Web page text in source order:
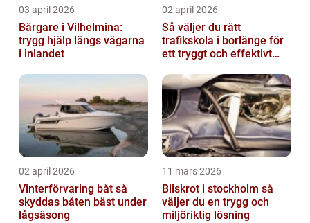
03 april 2026
Bärgare i Vilhelmina:
trygg hjälp längs vägarna
i inlandet
02 april 2026
Så väljer du rätt
trafikskola i borlänge för
ett tryggt och effektivt
02 april 2026
Vinterförvaring båt så
skyddas båten bäst under
lågsäsong
11 mars 2026
Bilskrot i stockholm så
väljer du en trygg och
miljöriktig lösning